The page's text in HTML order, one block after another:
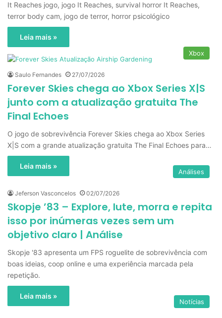
It Reaches jogo, jogo It Reaches, survival horror It Reaches,
terror body cam, jogo de terror, horror psicológico
Leia mais »
Xbox
Saulo Fernandes 27/07/2026
Forever Skies chega ao Xbox Series X|S
junto com a atualização gratuita The
Final Echoes
O jogo de sobrevivência Forever Skies chega ao Xbox Series
X|S com a grande atualização gratuita The Final Echoes para…
Leia mais »
Análises
Jeferson Vasconcelos 02/07/2026
Skopje ’83 – Explore, lute, morra e repita
isso por inúmeras vezes sem um
objetivo claro | Análise
Skopje '83 apresenta um FPS roguelite de sobrevivência com
boas ideias, coop online e uma experiência marcada pela
repetição.
Leia mais »
Notícias